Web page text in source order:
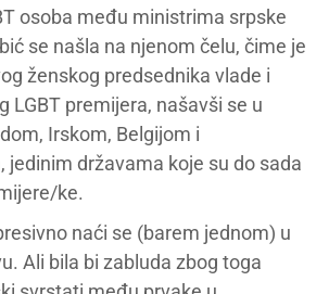
osoba među ministrima srpske
se našla na njenom čelu, čime je
ženskog predsednika vlade i
LGBT premijera, našavši se u
Irskom, Belgijom i
jedinim državama koje su do sada
ke.
naći se (barem jednom) u
Ali bila bi zabluda zbog toga